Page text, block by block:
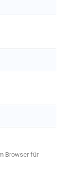
Browser für